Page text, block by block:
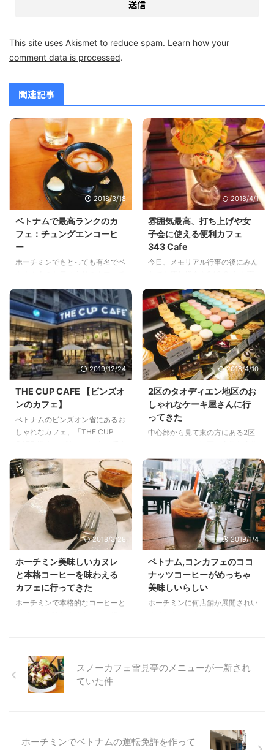
This site uses Akismet to reduce spam. Learn how your
comment data is processed.
関連記事
2018/3/18
ベトナムで最高ランクのカ
フェ：チュングエンコーヒ
ー
ホーチミンでもとっても有名でベ
ェーン：チュングエンコーヒー
Trung Nguyên Legend Caféに行
ってみました。
2018/4/1
雰囲気最高、打ち上げや女
子会に使える便利カフェ
343 Cafe
今日、メモリアル行事の後にみん
うところで行いました。雰囲気が
良くてたくさんおしゃべりできる
空間がそこにありましたよ。
2019/12/24
THE CUP CAFE 【ビンズオ
ンのカフェ】
ベトナムのビンズオン省にあるお
しゃれなカフェ、「THE CUP
マドをしたりするのにちょうどい
いカフェです。
2018/4/10
2区のタオディエン地区のお
しゃれなケーキ屋さんに行
ってきた
中心部から見て東の方にある2区
の中にあるパンとケーキのおしゃ
れなお店：Saint・Honore（サン
トノーレ）に行ってきました。
2018/3/28
ホーチミン美味しいカヌレ
と本格コーヒーを味わえる
カフェに行ってきた
ホーチミンで本格的なコーヒーと
2019/1/4
ベトナム,コンカフェのココ
ナッツコーヒーがめっちゃ
美味しいらしい
ホーチミンに何店舗か展開されい
した。
スノーカフェ雪見亭のメニューが一新され
ていた件
ホーチミンでベトナムの運転免許を作って